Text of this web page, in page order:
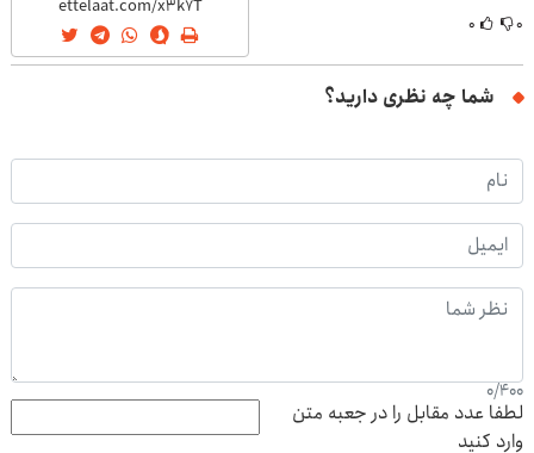
۰ ۰
شما چه نظری دارید؟
0/400
لطفا عدد مقابل را در جعبه متن
وارد کنید